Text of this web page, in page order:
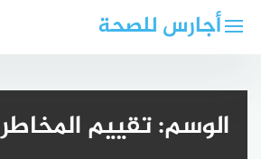
أجارس للصحة
الوسم:تقييم المخاطر